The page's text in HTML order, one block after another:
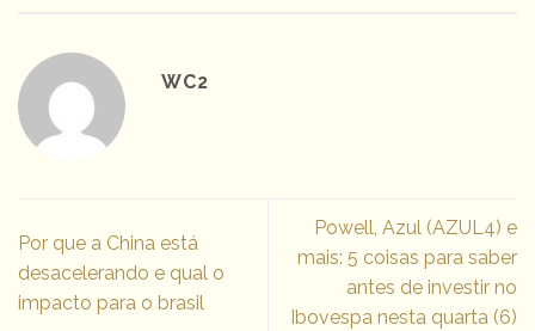
WC2
Por que a China está
desacelerando e qual o
impacto para o brasil
Powell, Azul (AZUL4) e
mais: 5 coisas para saber
antes de investir no
Ibovespa nesta quarta (6)